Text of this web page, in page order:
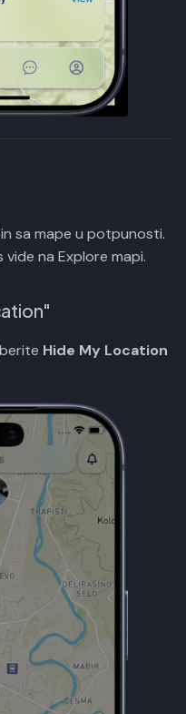
sa mape u potpunosti.
na Explore mapi.
Hide My Location